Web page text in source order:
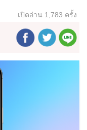
เปิดอ่าน 1,783 ครั้ง